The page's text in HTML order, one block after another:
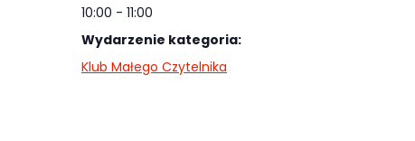
10:00 - 11:00
Wydarzenie kategoria:
Klub Małego Czytelnika
podczas
twojego
przejścia na nią.